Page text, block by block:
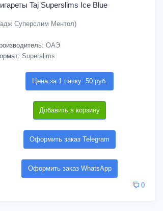
Taj Superslims Ice Blue
Суперслим Ментол)
ОАЭ
Superslims
Цена за 1 пачку: 50 руб.
Добавить в корзину
Оформить заказ Telegram
Оформить заказ WhatsApp
0